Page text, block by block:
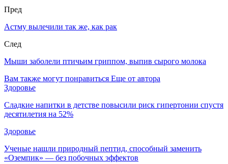
Пред
Астму вылечили так же, как рак
След
Мыши заболели птичьим гриппом, выпив сырого молока
Вам также могут понравиться Еще от автора
Здоровье
Сладкие напитки в детстве повысили риск гипертонии спустя
десятилетия на 52%
Здоровье
Ученые нашли природный пептид, способный заменить
«Оземпик» — без побочных эффектов